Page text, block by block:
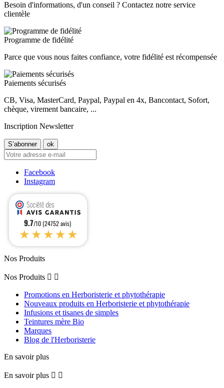
Besoin d'informations, d'un conseil ? Contactez notre service
clientèle
Programme de fidélité
Parce que vous nous faites confiance, votre fidélité est récompensée
Paiements sécurisés
CB, Visa, MasterCard, Paypal, Paypal en 4x, Bancontact, Sofort,
chèque, virement bancaire, ...
Inscription Newsletter
Facebook
Instagram
9.7/10 (24752 avis)
★★★★★
Nos Produits
Nos Produits  
Promotions en Herboristerie et phytothérapie
Nouveaux produits en Herboristerie et phytothérapie
Infusions et tisanes de simples
Teintures mère Bio
Marques
Blog de l'Herboristerie
En savoir plus
En savoir plus  